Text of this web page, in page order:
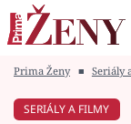
Módní alarm
Prima Ženy ■ Seriály
SERIÁLY A FILMY